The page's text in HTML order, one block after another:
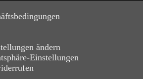
ändern
Einstellungen